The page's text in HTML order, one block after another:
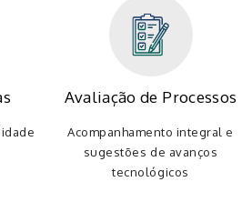
Avaliação de Processos
Acompanhamento integral e
sugestões de avanços
tecnológicos